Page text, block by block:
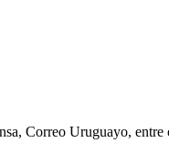
Correo Uruguayo, entre